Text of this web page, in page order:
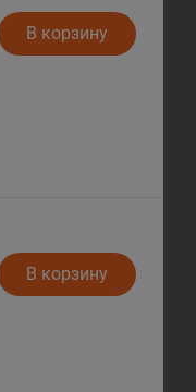
В корзину
В корзину